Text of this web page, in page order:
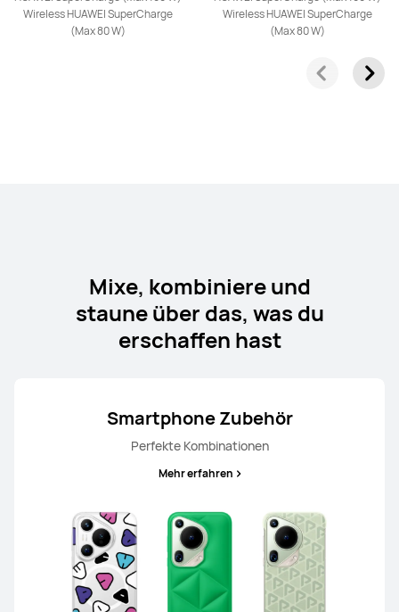
HUAWEI nova 13 Pro
Wireless HUAWEI SuperCharge
(Max 80 W)
Wireless HUAWEI SuperCharge
(Max 80 W)
Mixe, kombiniere und
staune über das, was du
erschaffen hast
Smartphone Zubehör
Perfekte Kombinationen
Mehr erfahren